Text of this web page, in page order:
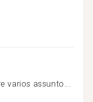
varios assunto...